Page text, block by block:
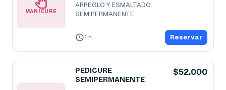
MANICURE
ARREGLO Y ESMALTADO
SEMIPERMANENTE
1 h Reservar
PEDICURE
SEMIPERMANENTE
$52.000